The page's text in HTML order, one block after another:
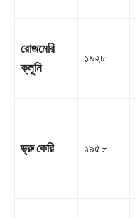
রোজমেরি
ক্লুনি
১৯২৮
ড্রু কেরি ১৯৫৮